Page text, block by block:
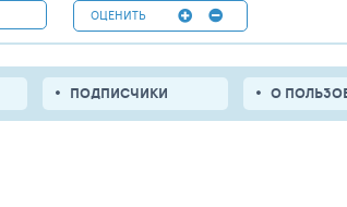
ОЦЕНИТЬ
ПОДПИСЧИКИ О